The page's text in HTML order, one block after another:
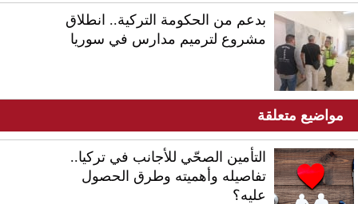
بدعم من الحكومة التركية.. انطلاق
مشروع لترميم مدارس في سوريا
مواضيع متعلقة
التأمين الصحّي للأجانب في تركيا..
تفاصيله وأهميته وطرق الحصول
عليه؟